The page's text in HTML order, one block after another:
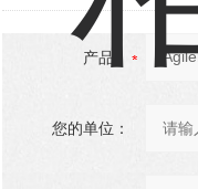
产品：
您的单位：